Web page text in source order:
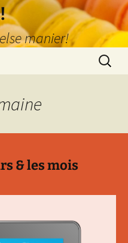
manier!
Zoeken
naar:
& les mois